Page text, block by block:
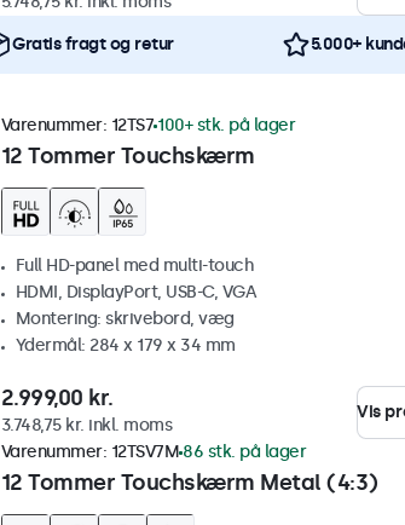
Gratis fragt og retur 5.000+
12 Tommer Touchskærm
Varenummer: 12TS7 100+ stk. på lager
Full HD-panel med multi-touch
HDMI, DisplayPort, USB-C, VGA
Montering: skrivebord, væg
Ydermål: 284 x 179 x 34 mm
2.999,00 kr.
3.748,75 kr. inkl. moms
Vis
12 Tommer Touchskærm Metal (4:3)
Varenummer: 12TSV7M 86 stk. på lager